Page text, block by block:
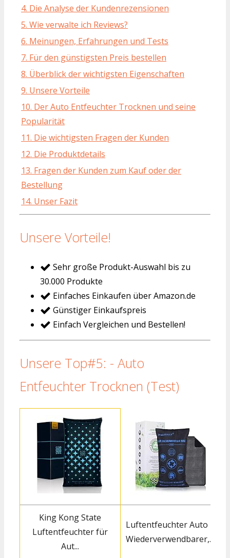
4. Die Analyse der Kundenrezensionen
5. Wie verwalte ich Reviews?
6. Meinungen, Erfahrungen und Tests
7. Für den günstigsten Preis bestellen
8. Überblick der wichtigsten Eigenschaften
9. Unsere Vorteile
10. Der Auto Entfeuchter Trocknen und seine
Popularität
11. Die wichtigsten Fragen der Kunden
12. Die Produktdetails
13. Fragen der Kunden zum Kauf oder der
Bestellung
14. Unser Fazit
Unsere Vorteile!
Sehr große Produkt-Auswahl bis zu
30.000 Produkte
Einfaches Einkaufen über Amazon.de
Günstiger Einkaufspreis
Einfach Vergleichen und Bestellen!
Unsere Top#5: - Auto
Entfeuchter Trocknen (Test)
King Kong State
Luftentfeuchter für
Aut...
Luftentfeuchter Auto
Wiederverwendbarer,...